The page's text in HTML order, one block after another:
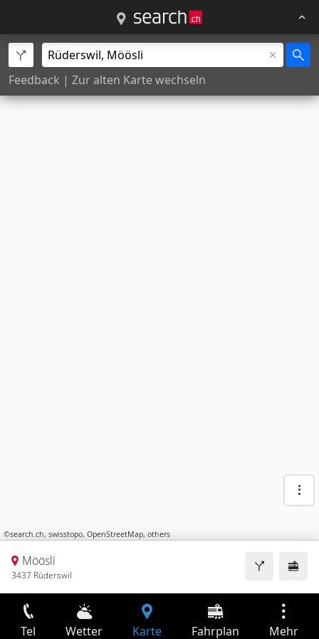
Feedback | Zur alten Karte wechseln
©search.ch, swisstopo, OpenStreetMap, others
Möösli
3437 Rüderswil
Tel Wetter Karte Fahrplan Mehr